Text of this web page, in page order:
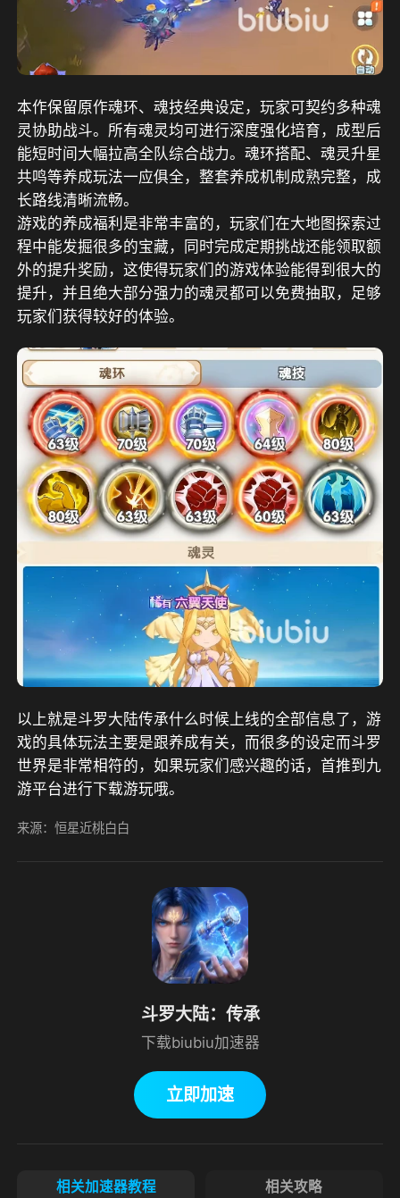
本作保留原作魂环、魂技经典设定，玩家可契约多种魂
灵协助战斗。所有魂灵均可进行深度强化培育，成型后
能短时间大幅拉高全队综合战力。魂环搭配、魂灵升星
共鸣等养成玩法一应俱全，整套养成机制成熟完整，成
长路线清晰流畅。
游戏的养成福利是非常丰富的，玩家们在大地图探索过
程中能发掘很多的宝藏，同时完成定期挑战还能领取额
外的提升奖励，这使得玩家们的游戏体验能得到很大的
提升，并且绝大部分强力的魂灵都可以免费抽取，足够
玩家们获得较好的体验。
以上就是斗罗大陆传承什么时候上线的全部信息了，游
戏的具体玩法主要是跟养成有关，而很多的设定而斗罗
世界是非常相符的，如果玩家们感兴趣的话，首推到九
游平台进行下载游玩哦。
来源：恒星近桃白白
斗罗大陆：传承
下载biubiu加速器
立即加速
相关加速器教程 相关攻略